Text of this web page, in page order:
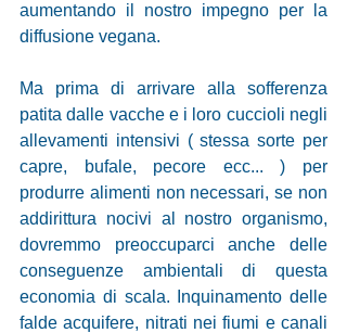
aumentando il nostro impegno per la
diffusione vegana.
Ma prima di arrivare alla sofferenza
patita dalle vacche e i loro cuccioli negli
allevamenti intensivi ( stessa sorte per
capre, bufale, pecore ecc... ) per
produrre alimenti non necessari, se non
addirittura nocivi al nostro organismo,
dovremmo preoccuparci anche delle
conseguenze ambientali di questa
economia di scala. Inquinamento delle
falde acquifere, nitrati nei fiumi e canali